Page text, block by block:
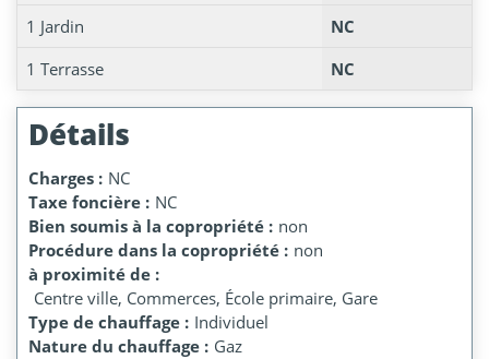
1 Jardin
NC
1 Terrasse
NC
Détails
Charges : NC
Taxe foncière : NC
Bien soumis à la copropriété : non
Procédure dans la copropriété : non
à proximité de :
Centre ville, Commerces, École primaire, Gare
Type de chauffage : Individuel
Nature du chauffage : Gaz